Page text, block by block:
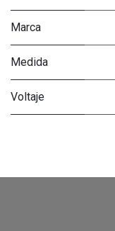
Marca
Medida
Voltaje